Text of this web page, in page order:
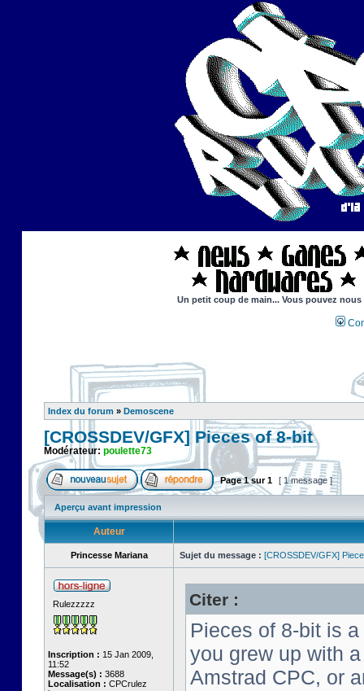
Un petit coup de main... Vous pouvez
Index du forum » Demoscene
[CROSSDEV/GFX] Pieces of 8-bit
Modérateur: poulette73
Page1sur1 [ 1 message ]
Aperçu avant impression
Auteur
Princesse Mariana Sujet du message : [CROSSDEV/GFX]
Rulezzzzz
Inscription : 15 Jan 2009,
11:52
Message(s) : 3688
Localisation : CPCrulez
Citer :
Pieces of 8-bit is
you grew up with
Amstrad CPC, or